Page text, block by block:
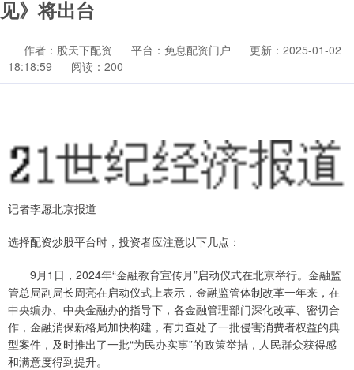
见》将出台
作者：股天下配资 平台：免息配资门户
更新：2025-01-02
18:18:59
阅读：200
记者李愿北京报道
选择配资炒股平台时，投资者应注意以下几点：
9月1日，2024年“金融教育宣传月”启动仪式在北京举行。金融监
管总局副局长周亮在启动仪式上表示，金融监管体制改革一年来，在
中央编办、中央金融办的指导下，各金融管理部门深化改革、密切合
作，金融消保新格局加快构建，有力查处了一批侵害消费者权益的典
型案件，及时推出了一批“为民办实事”的政策举措，人民群众获得感
和满意度得到提升。